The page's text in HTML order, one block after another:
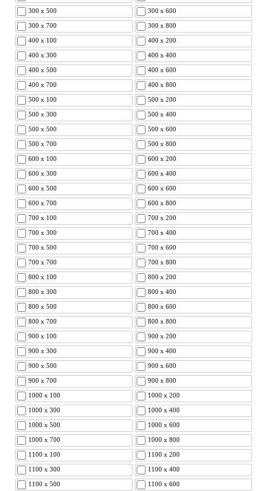
300 x 500 300 x 600
300 x 700 300 x 800
400 x 100 400 x 200
400 x 300 400 x 400
400 x 500 400 x 600
400 x 700 400 x 800
500 x 100 500 x 200
500 x 300 500 x 400
500 x 500 500 x 600
500 x 700 500 x 800
600 x 100 600 x 200
600 x 300 600 x 400
600 x 500 600 x 600
600 x 700 600 x 800
700 x 100 700 x 200
700 x 300 700 x 400
700 x 500 700 x 600
700 x 700 700 x 800
800 x 100 800 x 200
800 x 300 800 x 400
800 x 500 800 x 600
800 x 700 800 x 800
900 x 100 900 x 200
900 x 300 900 x 400
900 x 500 900 x 600
900 x 700 900 x 800
1000 x 100 1000 x 200
1000 x 300 1000 x 400
1000 x 500 1000 x 600
1000 x 700 1000 x 800
1100 x 100 1100 x 200
1100 x 300 1100 x 400
1100 x 500 1100 x 600